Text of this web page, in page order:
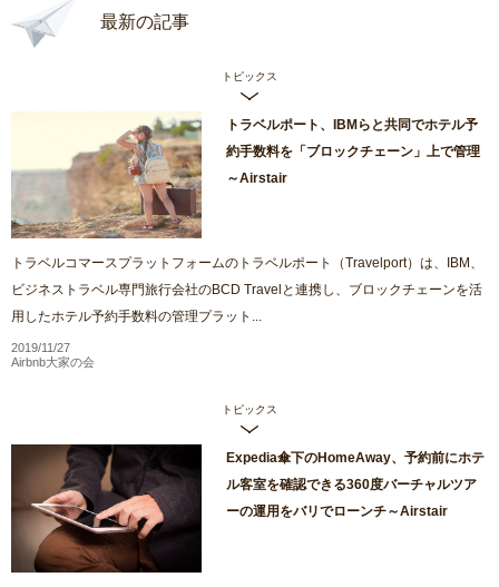
最新の記事
トピックス
トラベルポート、IBMらと共同でホテル予
約手数料を「ブロックチェーン」上で管理
～Airstair
トラベルコマースプラットフォームのトラベルポート（Travelport）は、IBM、
ビジネストラベル専門旅行会社のBCD Travelと連携し、ブロックチェーンを活
用したホテル予約手数料の管理プラット...
2019/11/27
Airbnb大家の会
トピックス
Expedia傘下のHomeAway、予約前にホテ
ル客室を確認できる360度バーチャルツア
ーの運用をバリでローンチ～Airstair